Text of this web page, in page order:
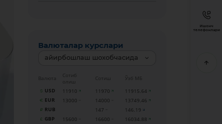
Валюталар курслари
айирбошлаш шохобчасида
Валюта
Сотиб
олиш
Сотиш
Ўзб МБ
USD
11910 11970
11915.64
EUR
13000 14000
13749.46
RUB
147
146.19
GBP
15600 16600
16034.88
Ишонч
телефонлари